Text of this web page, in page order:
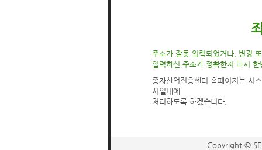
주소가 잘못 입력되었거나, 변경
입력하신 주소가 정확한지 다시
종자산업진흥센터 홈페이지는 시
시일내에
처리하도록 하겠습니다.
Copyright ©